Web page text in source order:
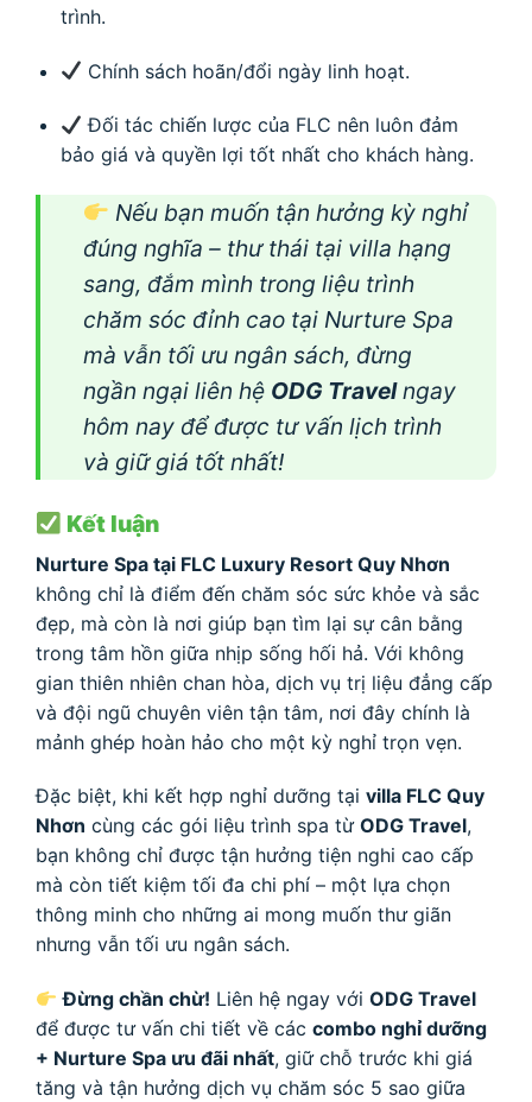
trình.
Chính sách hoãn/đổi ngày linh hoạt.
Đối tác chiến lược của FLC nên luôn đảm
bảo giá và quyền lợi tốt nhất cho khách hàng.
Nếu bạn muốn tận hưởng kỳ nghỉ
đúng nghĩa – thư thái tại villa hạng
sang, đắm mình trong liệu trình
chăm sóc đỉnh cao tại Nurture Spa
mà vẫn tối ưu ngân sách, đừng
ngần ngại liên hệ ODG Travelngay
hôm nay để được tư vấn lịch trình
và giữ giá tốt nhất!
Kết luận
Nurture Spa tại FLC Luxury Resort Quy Nhơn
không chỉ là điểm đến chăm sóc sức khỏe và sắc
đẹp, mà còn là nơi giúp bạn tìm lại sự cân bằng
trong tâm hồn giữa nhịp sống hối hả. Với không
gian thiên nhiên chan hòa, dịch vụ trị liệu đẳng cấp
và đội ngũ chuyên viên tận tâm, nơi đây chính là
mảnh ghép hoàn hảo cho một kỳ nghỉ trọn vẹn.
Đặc biệt, khi kết hợp nghỉ dưỡng tại villa FLC Quy
Nhơn cùng các gói liệu trình spa từ ODG Travel,
bạn không chỉ được tận hưởng tiện nghi cao cấp
mà còn tiết kiệm tối đa chi phí – một lựa chọn
thông minh cho những ai mong muốn thư giãn
nhưng vẫn tối ưu ngân sách.
Đừng chần chừ! Liên hệ ngay vớiODG Travel
để được tư vấn chi tiết về các combo nghỉ dưỡng
+ Nurture Spa ưu đãi nhất, giữ chỗ trước khi giá
tăng và tận hưởng dịch vụ chăm sóc 5 sao giữa